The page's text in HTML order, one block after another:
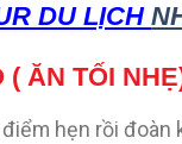
DU LỊCH
( ĂN TỐI
hẹn rồi đoàn